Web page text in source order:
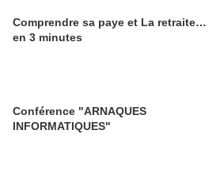
Comprendre sa paye et La retraite…
en 3 minutes
Conférence "ARNAQUES
INFORMATIQUES"